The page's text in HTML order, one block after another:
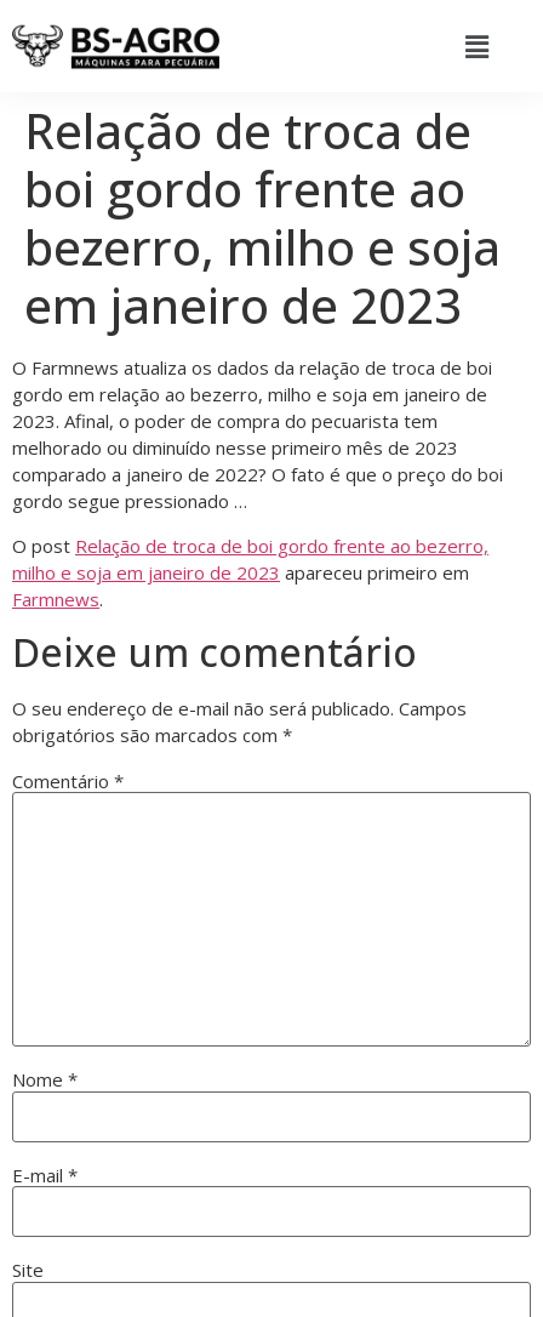
Relação de troca de
boi gordo frente ao
bezerro, milho e soja
em janeiro de 2023
O Farmnews atualiza os dados da relação de troca de boi
gordo em relação ao bezerro, milho e soja em janeiro de
2023. Afinal, o poder de compra do pecuarista tem
melhorado ou diminuído nesse primeiro mês de 2023
comparado a janeiro de 2022? O fato é que o preço do boi
gordo segue pressionado …
O post Relação de troca de boi gordo frente ao bezerro,
milho e soja em janeiro de 2023 apareceu primeiro em
Farmnews.
Deixe um comentário
O seu endereço de e-mail não será publicado. Campos
obrigatórios são marcados com *
Comentário *
Nome *
E-mail *
Site